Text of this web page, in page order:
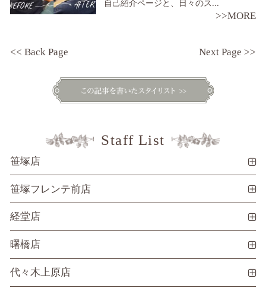
自己紹介ページと、日々のス...
>>MORE
<< Back Page Next Page >>
Staff List
笹塚店
笹塚フレンテ前店
経堂店
曙橋店
代々木上原店